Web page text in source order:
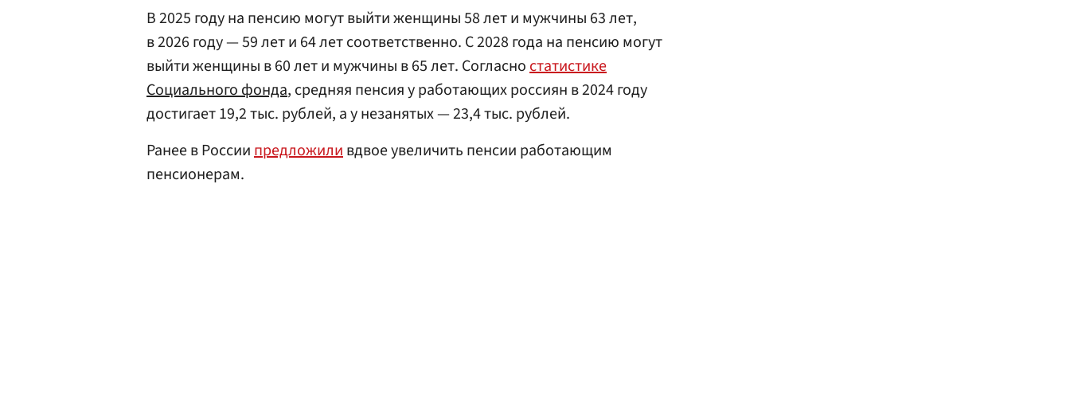
В 2025 году на пенсию могут выйти женщины 58 лет и мужчины 63 лет,
в 2026 году — 59 лет и 64 лет соответственно. С 2028 года на пенсию могут
выйти женщины в 60 лет и мужчины в 65 лет. Согласностатистике
Социального фонда, средняя пенсия у работающих россиян в 2024 году
достигает 19,2 тыс. рублей, а у незанятых — 23,4 тыс. рублей.
Ранее в Россиипредложиливдвое увеличить пенсии работающим
пенсионерам.